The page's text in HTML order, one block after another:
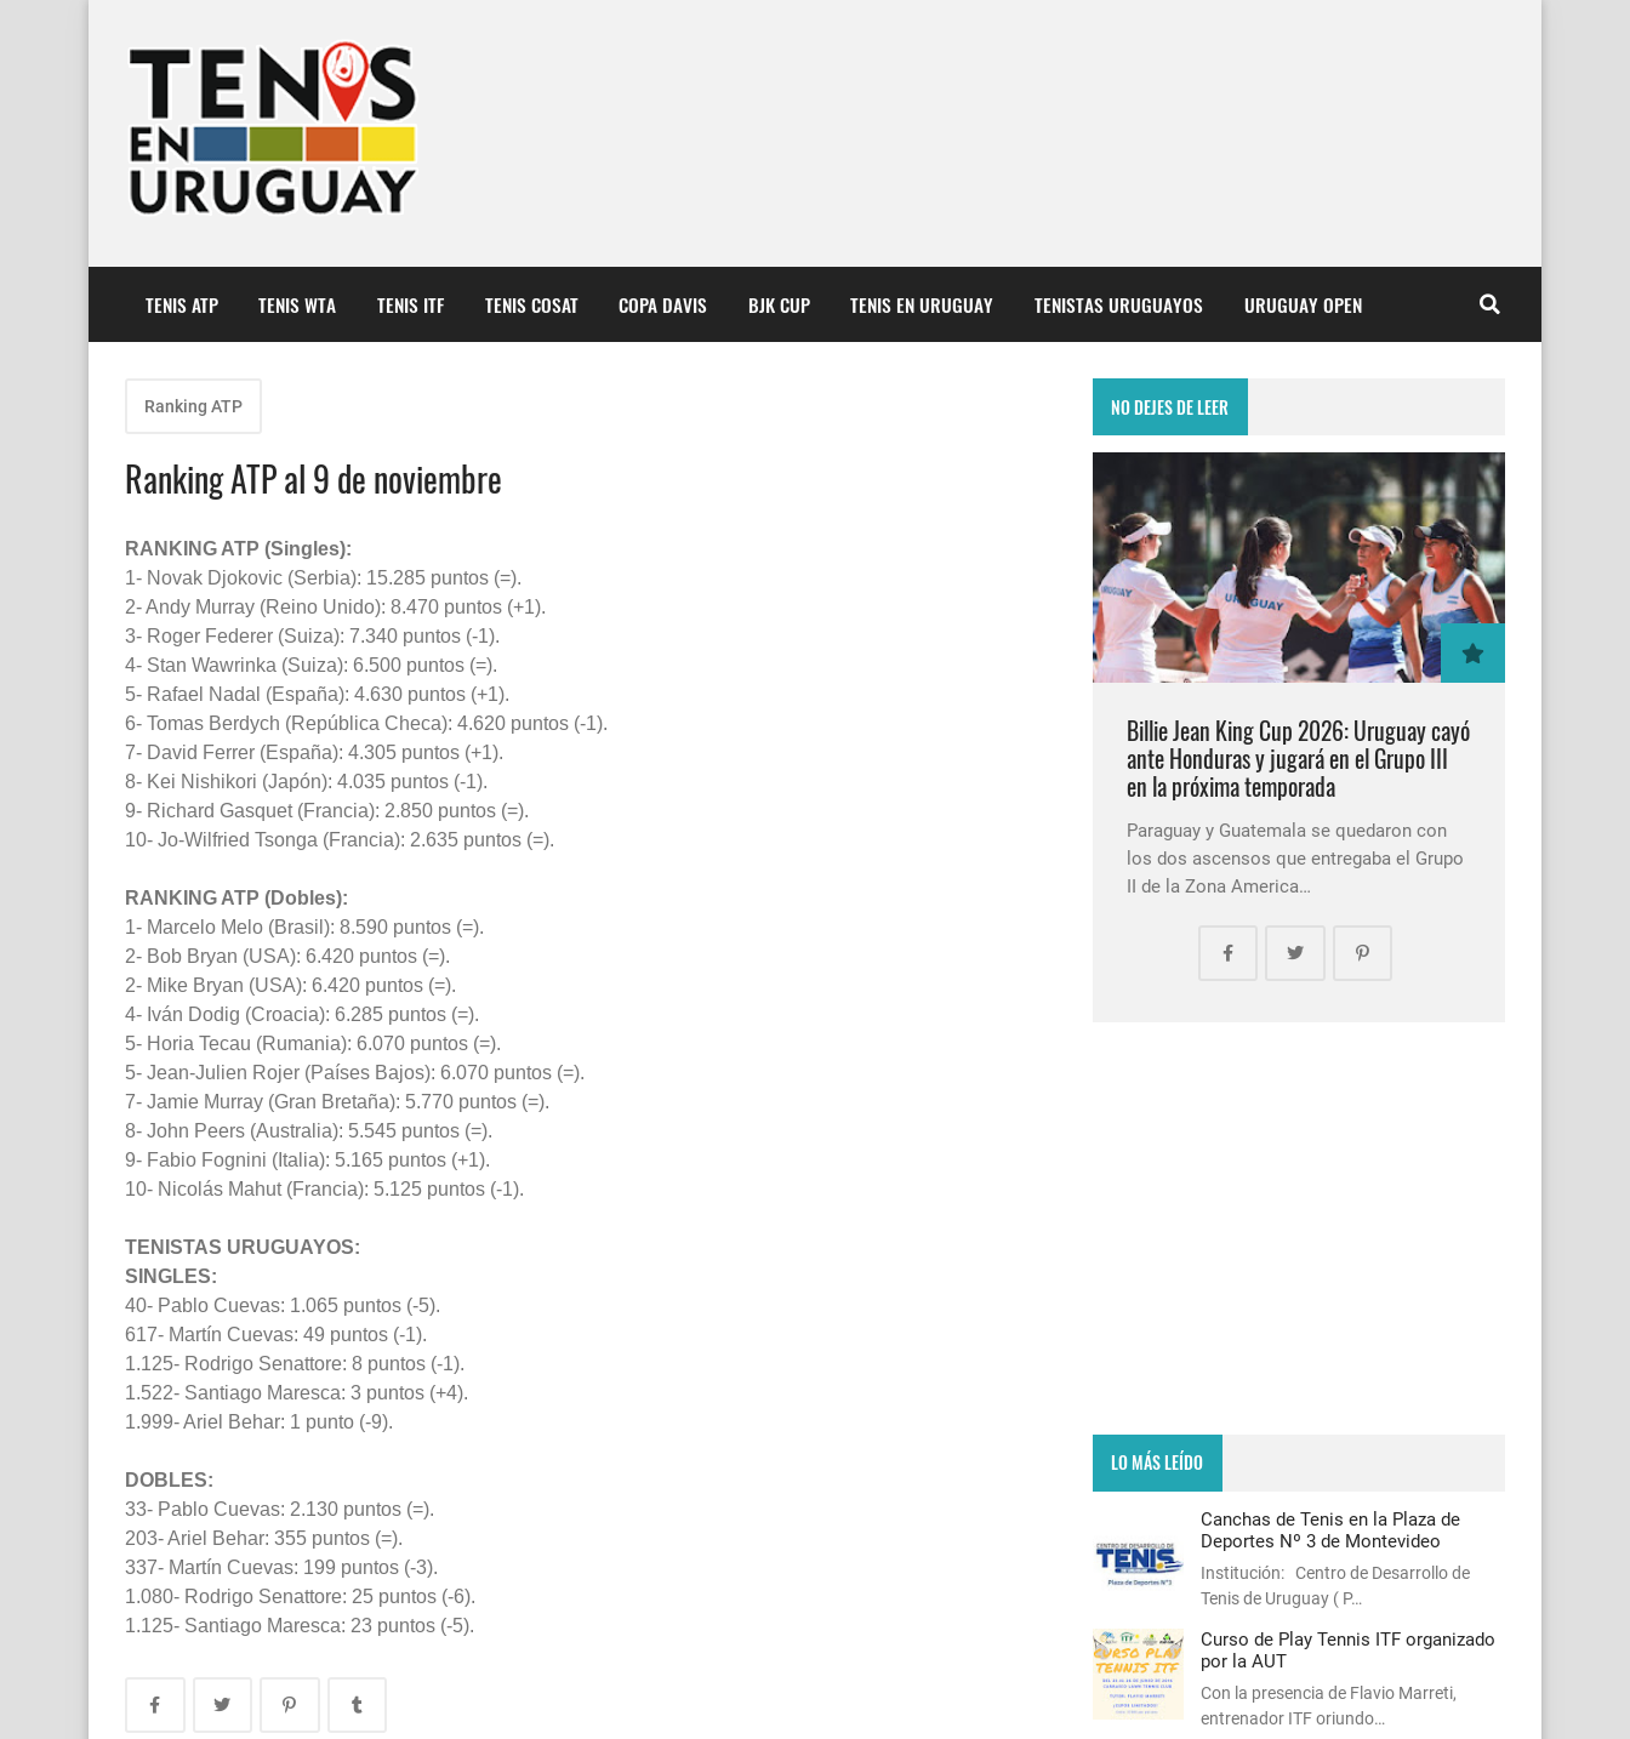
TENIS ATP TENIS WTA TENIS ITF TENIS COSAT COPA DAVIS BJK CUP TENIS EN URUGUAY TENISTAS URUGUAYOS URUGUAY OPEN
Ranking ATP
Ranking ATP al 9 de noviembre
RANKING ATP (Singles):
1- Novak Djokovic (Serbia): 15.285 puntos (=).
2- Andy Murray (Reino Unido): 8.470 puntos (+1).
3- Roger Federer (Suiza): 7.340 puntos (-1).
4- Stan Wawrinka (Suiza): 6.500 puntos (=).
5- Rafael Nadal (España): 4.630 puntos (+1).
6- Tomas Berdych (República Checa): 4.620 puntos (-1).
7- David Ferrer (España): 4.305 puntos (+1).
8- Kei Nishikori (Japón): 4.035 puntos (-1).
9- Richard Gasquet (Francia): 2.850 puntos (=).
10- Jo-Wilfried Tsonga (Francia): 2.635 puntos (=).
RANKING ATP (Dobles):
1- Marcelo Melo (Brasil): 8.590 puntos (=).
2- Bob Bryan (USA): 6.420 puntos (=).
2- Mike Bryan (USA): 6.420 puntos (=).
4- Iván Dodig (Croacia): 6.285 puntos (=).
5- Horia Tecau (Rumania): 6.070 puntos (=).
5- Jean-Julien Rojer (Países Bajos): 6.070 puntos (=).
7- Jamie Murray (Gran Bretaña): 5.770 puntos (=).
8- John Peers (Australia): 5.545 puntos (=).
9- Fabio Fognini (Italia): 5.165 puntos (+1).
10- Nicolás Mahut (Francia): 5.125 puntos (-1).
TENISTAS URUGUAYOS:
SINGLES:
40- Pablo Cuevas: 1.065 puntos (-5).
617- Martín Cuevas: 49 puntos (-1).
1.125- Rodrigo Senattore: 8 puntos (-1).
1.522- Santiago Maresca: 3 puntos (+4).
1.999- Ariel Behar: 1 punto (-9).
DOBLES:
33- Pablo Cuevas: 2.130 puntos (=).
203- Ariel Behar: 355 puntos (=).
337- Martín Cuevas: 199 puntos (-3).
1.080- Rodrigo Senattore: 25 puntos (-6).
1.125- Santiago Maresca: 23 puntos (-5).
NO DEJES DE LEER
Billie Jean King Cup 2026: Uruguay cayó
ante Honduras y jugará en el Grupo III
en la próxima temporada
Paraguay y Guatemala se quedaron con
los dos ascensos que entregaba el Grupo
II de la Zona America…
LO MÁS LEÍDO
Canchas de Tenis en la Plaza de
Deportes Nº 3 de Montevideo
Institución: Centro de Desarrollo de
Tenis de Uruguay ( P…
Curso de Play Tennis ITF organizado
por la AUT
Con la presencia de Flavio Marreti,
entrenador ITF oriundo…